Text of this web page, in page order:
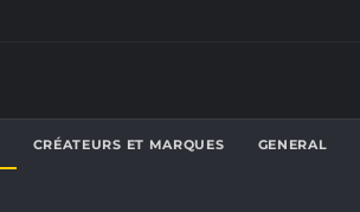
CRÉATEURS ET MARQUES GENERAL